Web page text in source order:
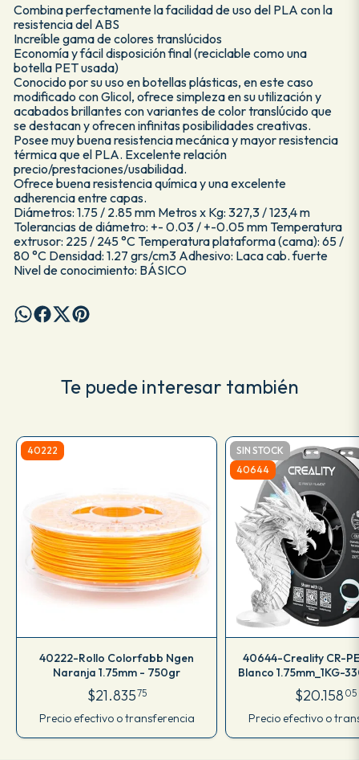
Combina perfectamente la facilidad de uso del PLA con la
resistencia del ABS
Increíble gama de colores translúcidos
Economía y fácil disposición final (reciclable como una
botella PET usada)
Conocido por su uso en botellas plásticas, en este caso
modificado con Glicol, ofrece simpleza en su utilización y
acabados brillantes con variantes de color translúcido que
se destacan y ofrecen infinitas posibilidades creativas.
Posee muy buena resistencia mecánica y mayor resistencia
térmica que el PLA. Excelente relación
precio/prestaciones/usabilidad.
Ofrece buena resistencia química y una excelente
adherencia entre capas.
Diámetros: 1.75 / 2.85 mm Metros x Kg: 327,3 / 123,4 m
Tolerancias de diámetro: +- 0.03 / +-0.05 mm Temperatura
extrusor: 225 / 245 °C Temperatura plataforma (cama): 65 /
80 °C Densidad: 1.27 grs/cm3 Adhesivo: Laca cab. fuerte
Nivel de conocimiento: BÁSICO
Te puede interesar también
40222
40222-Rollo Colorfabb Ngen
Naranja 1.75mm - 750gr
$21.83575
Precio efectivo o transferencia
SIN STOCK
40644
40644-Creality CR-
Blanco 1.75mm_1KG-
$20.158 05
Precio efectivo o